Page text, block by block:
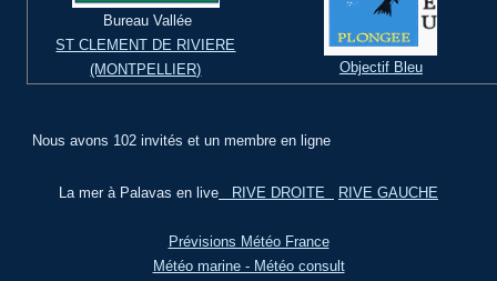
Bureau Vallée
ST CLEMENT DE RIVIERE
(MONTPELLIER)
Objectif Bleu
Nous avons 102 invités et un membre en ligne
La mer à Palavas en live RIVE DROITE RIVE GAUCHE
Prévisions Météo France
Météo marine - Météo consult